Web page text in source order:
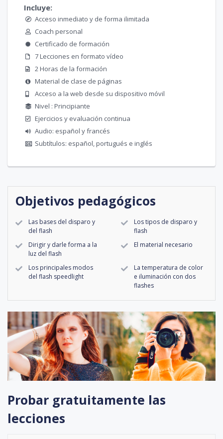
Incluye:
Acceso inmediato y de forma ilimitada
Coach personal
Certificado de formación
7 Lecciones en formato vídeo
2 Horas de la formación
Material de clase de páginas
Acceso a la web desde su dispositivo móvil
Nivel : Principiante
Ejercicios y evaluación continua
Audio: español y francés
Subtítulos: español, portugués e inglés
Objetivos pedagógicos
Las bases del disparo y
del flash
Los tipos de disparo y
flash
Dirigir y darle forma a la
luz del flash
El material necesario
Los principales modos
del flash speedlight
La temperatura de color
e iluminación con dos
flashes
Probar gratuitamente las
lecciones